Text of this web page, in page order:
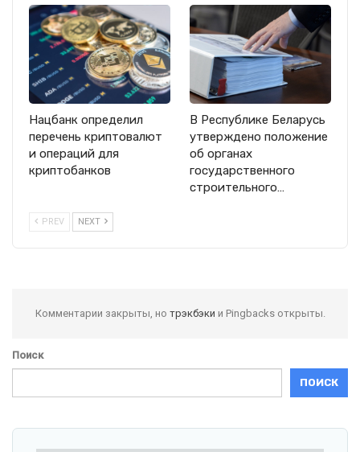
Нацбанк определил
перечень криптовалют
и операций для
криптобанков
В Республике Беларусь
утверждено положение
об органах
государственного
строительного…
PREV NEXT
Комментарии закрыты, но трэкбэки и Pingbacks открыты.
Поиск
ПОИСК